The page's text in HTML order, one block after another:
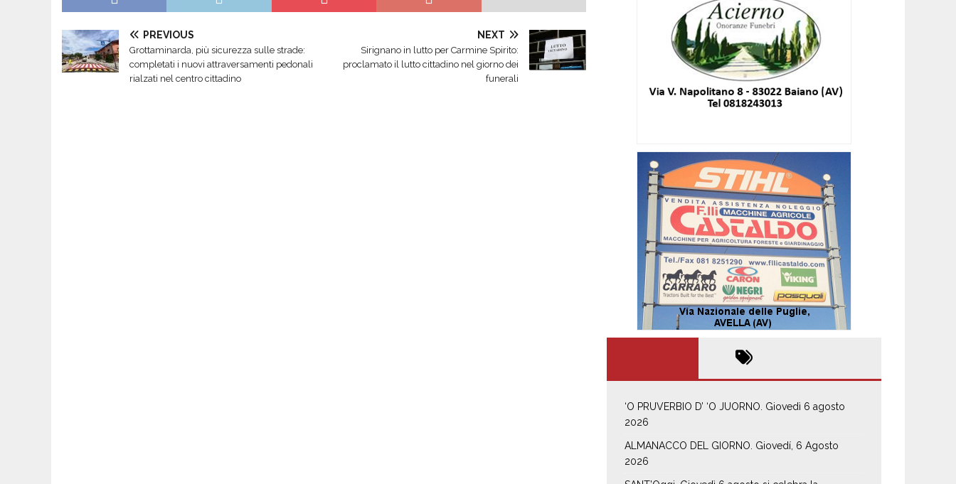
PREVIOUS
Grottaminarda, più sicurezza sulle strade:
completati i nuovi attraversamenti pedonali
rialzati nel centro cittadino
NEXT
Sirignano in lutto per Carmine Spirito:
proclamato il lutto cittadino nel giorno dei
funerali
‘O PRUVERBIO D’ ‘O JUORNO. Giovedì 6 agosto
2026
ALMANACCO DEL GIORNO. Giovedí, 6 Agosto
2026